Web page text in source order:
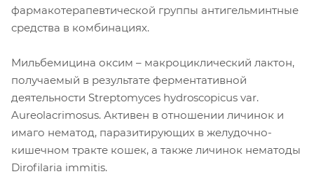
фармакотерапевтической группы антигельминтные
средства в комбинациях.
Мильбемицина оксим – макроциклический лактон,
получаемый в результате ферментативной
деятельности Streptomyces hydroscopicus var.
Aureolacrimosus. Активен в отношении личинок и
имаго нематод, паразитирующих в желудочно-
кишечном тракте кошек, а также личинок нематоды
Dirofilaria immitis.